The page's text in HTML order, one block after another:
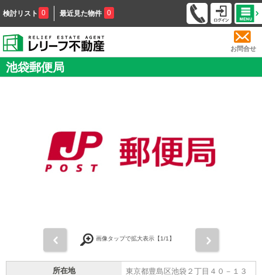
検討リスト 0 最近見た物件 0
お問合せ
池袋郵便局
画像タップで拡大表示【1/1】
所在地 東京都豊島区池袋２丁目４０－１３